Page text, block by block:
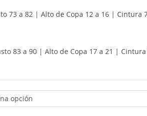
73 a 82 | Alto de Copa 12 a 16 | Cintura
83 a 90 | Alto de Copa 17 a 21 |
opción